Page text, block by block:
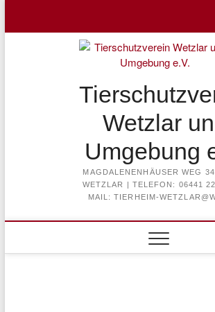
content
Wetzlar
Umgebung
MAGDALENENHÄUSER WEG
WETZLAR | TELEFON: 06441
MAIL: TIERHEIM-